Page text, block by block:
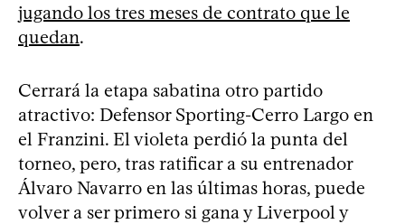
jugando los tres meses de contrato que le
quedan.
Cerrará la etapa sabatina otro partido
atractivo: Defensor Sporting-Cerro Largo en
el Franzini. El violeta perdió la punta del
torneo, pero, tras ratificar a su entrenador
Álvaro Navarro en las últimas horas, puede
volver a ser primero si gana y Liverpool y